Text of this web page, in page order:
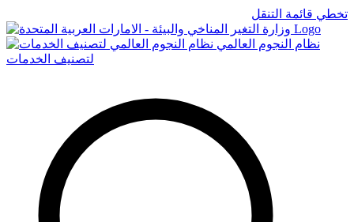
تخطي قائمة التنقل
Logo
نظام النجوم العالمي
لتصنيف الخدمات